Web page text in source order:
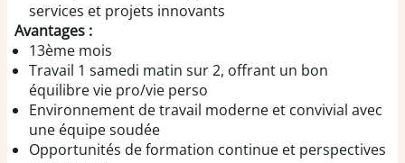
services et projets innovants
Avantages :
13ème mois
Travail 1 samedi matin sur 2, offrant un bon
équilibre vie pro/vie perso
Environnement de travail moderne et convivial avec
une équipe soudée
Opportunités de formation continue et perspectives